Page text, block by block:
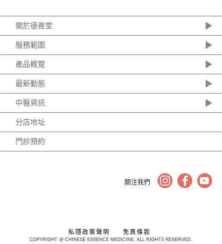
關於德善堂
服務範圍
產品概覽
最新動態
中醫資訊
分店地址
門診預約
關注我們
私隱政策聲明 免責條款
COPYRIGHT @ CHINESE ESSENCE MEDICINE. ALL RIGHTS RESERVED.